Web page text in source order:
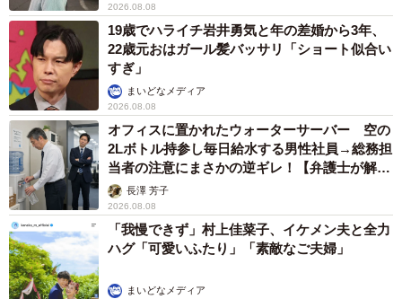
2026.08.08
19歳でハライチ岩井勇気と年の差婚から3年、
22歳元おはガール髪バッサリ「ショート似合い
すぎ」
まいどなメディア
2026.08.08
オフィスに置かれたウォーターサーバー 空の
2Lボトル持参し毎日給水する男性社員→総務担
当者の注意にまさかの逆ギレ！【弁護士が解
説】長澤 芳子
2026.08.08
「我慢できず」村上佳菜子、イケメン夫と全力
ハグ「可愛いふたり」「素敵なご夫婦」
まいどなメディア